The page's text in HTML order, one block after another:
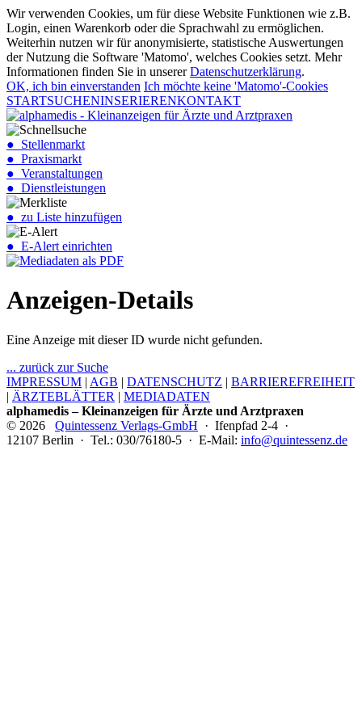
Wir verwenden Cookies, um für diese Website Funktionen wie z.B.
Login, einen Warenkorb oder die Sprachwahl zu ermöglichen.
Weiterhin nutzen wir für anonymisierte, statistische Auswertungen
der Nutzung die Software 'Matomo', welches Cookies setzt. Mehr
Informationen finden Sie in unsererDatenschutzerklärung.
OK, ich bin einverstanden Ich möchte keine 'Matomo'-Cookies
STARTSUCHENINSERIERENKONTAKT
● Stellenmarkt
● Praxismarkt
● Veranstaltungen
● Dienstleistungen
● zu Liste hinzufügen
● E-Alert einrichten
Anzeigen-Details
Eine Anzeige mit dieser ID wurde nicht gefunden.
... zurück zur Suche
IMPRESSUM | AGB | DATENSCHUTZ | BARRIEREFREIHEIT
| ÄRZTEBLÄTTER | MEDIADATEN
alphamedis – Kleinanzeigen für Ärzte und Arztpraxen
© 2026 Quintessenz Verlags-GmbH · Ifenpfad 2-4 ·
12107 Berlin · Tel.: 030/76180-5 · E-Mail: info@quintessenz.de